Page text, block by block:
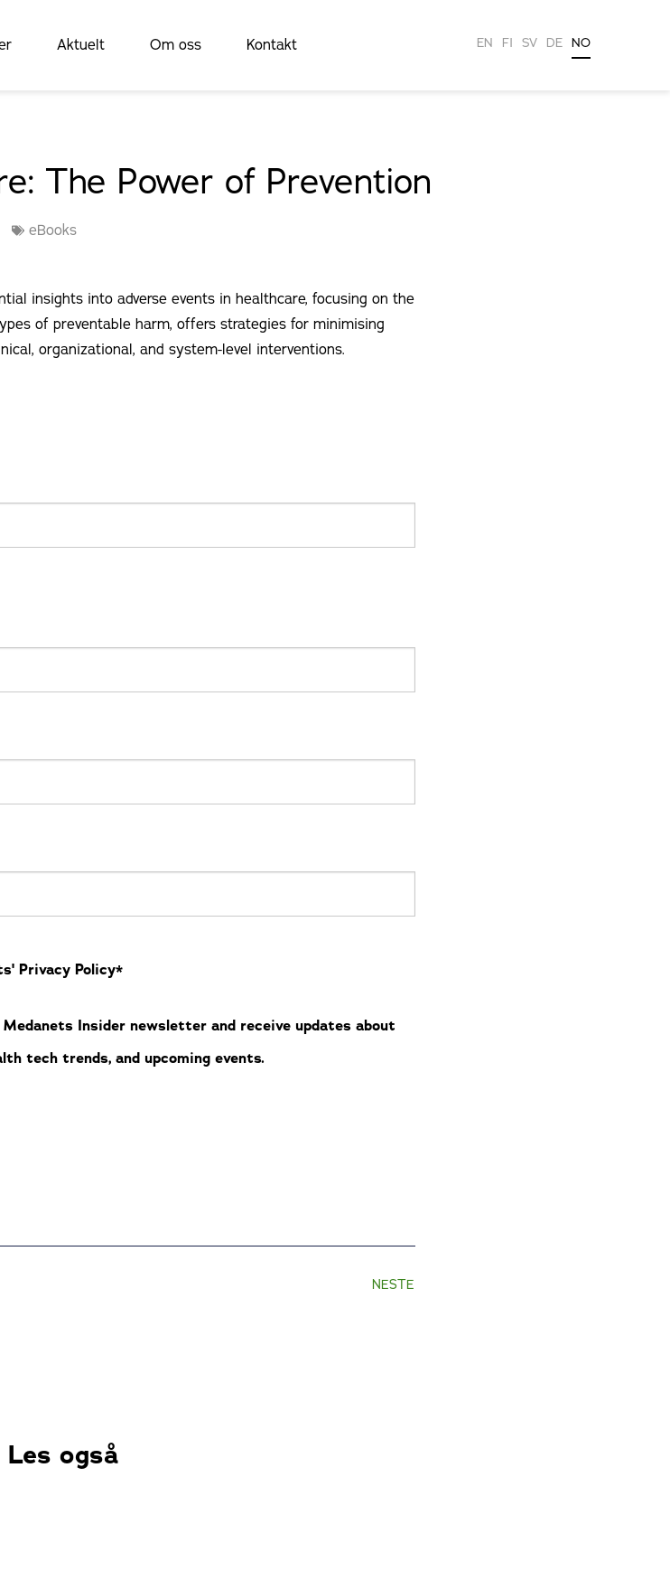
Aktuelt Om oss Kontakt EN FI SV DE NO
The Power of Prevention
eBooks
insights into adverse events in healthcare, focusing on the
of preventable harm, offers strategies for minimising
organizational, and system-level interventions.
Privacy Policy*
Insider newsletter and receive updates about
tech trends, and upcoming events.
NESTE
Les også